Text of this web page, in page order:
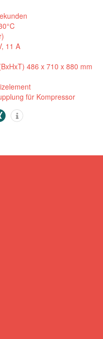
11 A
486 x 710 x 880 mm
für Kompressor